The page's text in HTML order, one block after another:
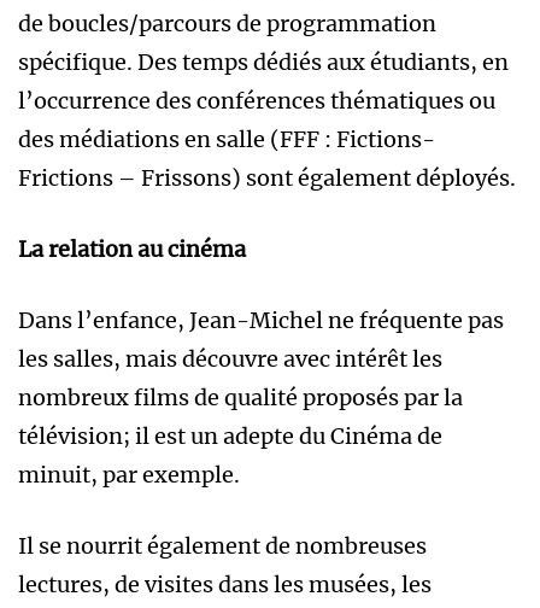
de boucles/parcours de programmation
spécifique. Des temps dédiés aux étudiants, en
l’occurrence des conférences thématiques ou
des médiations en salle (FFF : Fictions-
Frictions – Frissons) sont également déployés.
La relation au cinéma
Dans l’enfance, Jean-Michel ne fréquente pas
les salles, mais découvre avec intérêt les
nombreux films de qualité proposés par la
télévision; il est un adepte du Cinéma de
minuit, par exemple.
Il se nourrit également de nombreuses
lectures, de visites dans les musées, les